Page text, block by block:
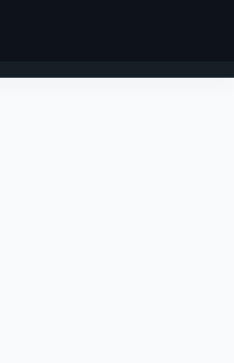
ACCEDI